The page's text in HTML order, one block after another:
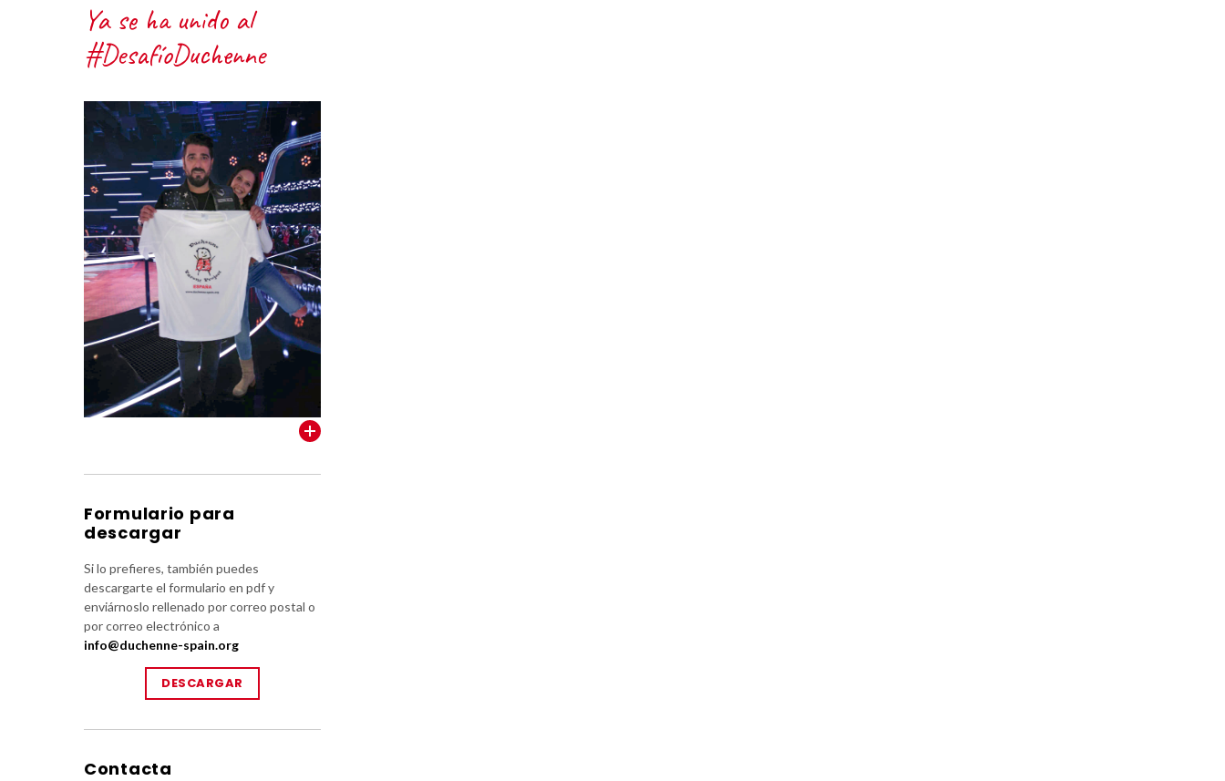
Ya se ha unido al
#DesafíoDuchenne
Formulario para
descargar
Si lo prefieres, también puedes
descargarte el formulario en pdf y
enviárnoslo rellenado por correo postal o
por correo electrónico a
info@duchenne-spain.org
DESCARGAR
Contacta